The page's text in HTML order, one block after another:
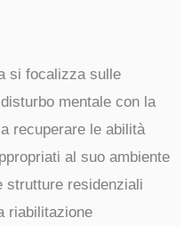
si focalizza sulle
mentale con la
recuperare le abilità
al suo ambiente
strutture residenziali
riabilitazione